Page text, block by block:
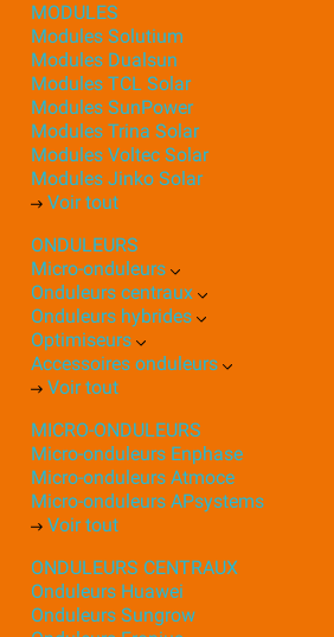
MODULES
Modules Solutium
Modules Dualsun
Modules TCL Solar
Modules SunPower
Modules Trina Solar
Modules Voltec Solar
Modules Jinko Solar
Voir tout
ONDULEURS
Micro-onduleurs
Onduleurs centraux
Onduleurs hybrides
Optimiseurs
Accessoires onduleurs
Voir tout
MICRO-ONDULEURS
Micro-onduleurs Enphase
Micro-onduleurs Atmoce
Micro-onduleurs APsystems
Voir tout
ONDULEURS CENTRAUX
Onduleurs Huawei
Onduleurs Sungrow